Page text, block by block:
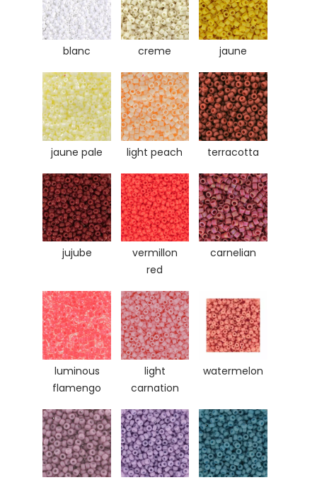
blanc creme jaune
jaune pale light peach terracotta
jujube
vermillon
red
carnelian
luminous
flamengo
light
carnation
watermelon